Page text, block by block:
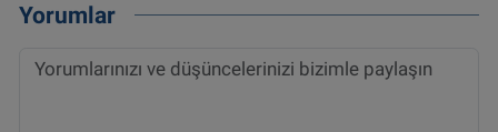
Yorumlar